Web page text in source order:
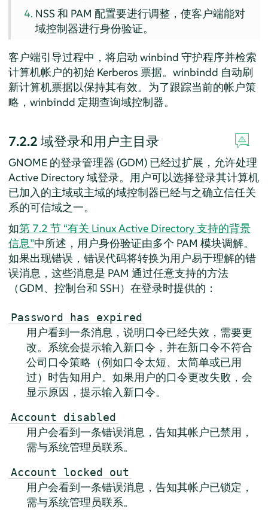
NSS 和 PAM 配置要进行调整，使客户端能对
域控制器进行身份验证。
客户端引导过程中，将启动 winbind 守护程序并检索
计算机帐户的初始 Kerberos 票据。winbindd 自动刷
新计算机票据以保持其有效。为了跟踪当前的帐户策
略，winbindd 定期查询域控制器。
7.2.2 域登录和用户主目录
GNOME 的登录管理器 (GDM) 已经过扩展，允许处理
Active Directory 域登录。用户可以选择登录其计算机
已加入的主域或主域的域控制器已经与之确立信任关
系的可信域之一。
如第 7.2 节 “有关 Linux Active Directory 支持的背景
信息”中所述，用户身份验证由多个 PAM 模块调解。
如果出现错误，错误代码将转换为用户易于理解的错
误消息，这些消息是 PAM 通过任意支持的方法
（GDM、控制台和 SSH）在登录时提供的：
Password has expired
用户看到一条消息，说明口令已经失效，需要更
改。系统会提示输入新口令，并在新口令不符合
公司口令策略（例如口令太短、太简单或已用
过）时告知用户。如果用户的口令更改失败，会
显示原因，提示输入新口令。
Account disabled
用户会看到一条错误消息，告知其帐户已禁用，
需与系统管理员联系。
Account locked out
用户会看到一条错误消息，告知其帐户已锁定，
需与系统管理员联系。